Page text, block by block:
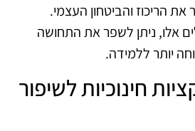
הריכוז והביטחון העצמי.
אלו, ניתן לשפר את התחושה
יותר ללמידה.
חינוכיות לשיפור